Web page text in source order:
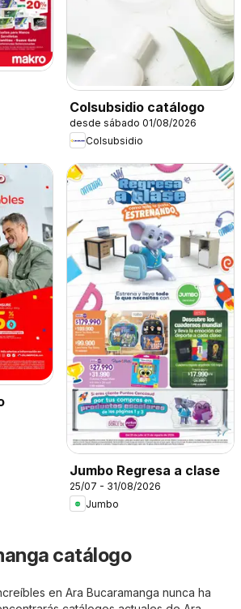
Colsubsidio catálogo
desde sábado 01/08/2026
Colsubsidio
Jumbo Regresa a clase
25/07 - 31/08/2026
Jumbo
catálogo
en Ara Bucaramanga nunca ha